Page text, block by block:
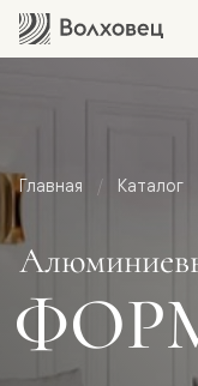
Главная Каталог